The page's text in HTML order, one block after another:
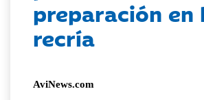
preparación en
recría
AviNews.com